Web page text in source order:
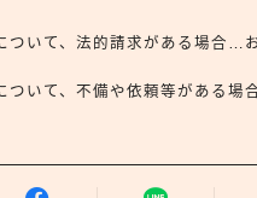
ついて、法的請求がある場合…
ついて、不備や依頼等がある場